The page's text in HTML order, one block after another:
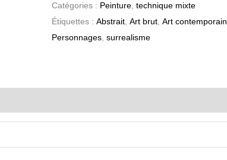
Catégories : Peinture technique mixte
Étiquettes : Abstrait Art brut Art contemporain
Personnages surrealisme